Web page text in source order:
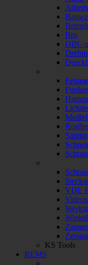
Bits
DIN-
Meißel
VDE
KS Tools
REMS